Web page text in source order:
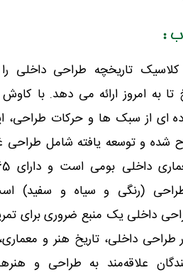
:
تاریخچه طراحی داخلی را
تا به امروز ارائه می دهد. با
ای از سبک ها و حرکات طراحی،
شده و توسعه یافته شامل طراحی
غربی و
(رنگی و سیاه و سفید)
داخلی یک منبع ضروری برای
طراحی داخلی، تاریخ هنر و
علاقه‌مند به طراحی و